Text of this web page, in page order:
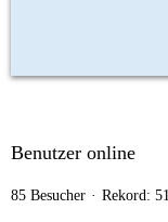
Benutzer online
85 Besucher Rekord: